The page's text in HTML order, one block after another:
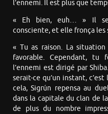
l’ennemi. Il est plus que
« Eh bien, euh… » Il
consciente, et elle fronça les
« Tu as raison. La
favorable. Cependant,
l’ennemi est dirigé par
serait-ce qu’un instant,
cela, Sigrún repensa au
dans la capitale du clan de
de plus du nombre